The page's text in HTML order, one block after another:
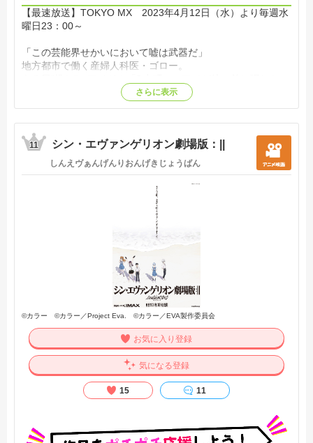
【最速放送】TOKYO MX 2023年4月12日（水）より毎週水
曜日23：00～
「この芸能界せかいにおいて嘘は武器だ」
地方都市で働く産婦人科医・ゴロー。
彼女はある禁断の秘密を抱えており…。
そんな二人の"最悪"の出会いから、運命が動き出していく
さらに表示
11 シン・エヴァンゲリオン劇場版：||
しんえヴぁんげんりおんげきじょうばん
©カラー ©カラー／Project Eva. ©カラー／EVA製作委員会
お気に入り登録
気になる登録
15 11